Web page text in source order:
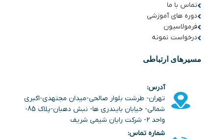
تماس با ما
دوره های آموزشی
فرمولاسیون
درخواست نمونه
مسیرهای ارتباطی
آدرس:
تهران- طرشت بلوار صالحی-میدان مجتهدی-اکبری
شمالی- خیابان بایندری ها- نبش دهبان-پلاک 85-
واحد 2- شرکت رایان شیمی شریف
شماره تماس: